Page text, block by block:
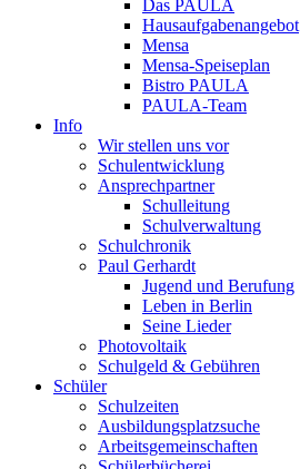
Das PAULA
Hausaufgabenangebot
Mensa
Mensa-Speiseplan
Bistro PAULA
PAULA-Team
Info
Wir stellen uns vor
Schulentwicklung
Ansprechpartner
Schulleitung
Schulverwaltung
Schulchronik
Paul Gerhardt
Jugend und Berufung
Leben in Berlin
Seine Lieder
Photovoltaik
Schulgeld & Gebühren
Schüler
Schulzeiten
Ausbildungsplatzsuche
Arbeitsgemeinschaften